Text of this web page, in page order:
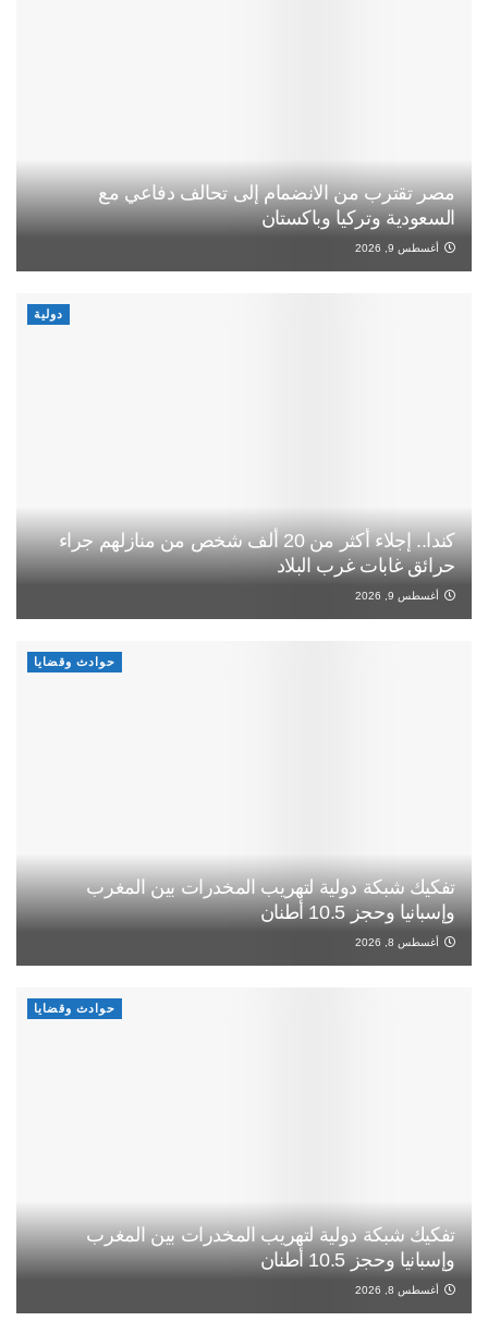
مصر تقترب من الانضمام إلى تحالف دفاعي مع
السعودية وتركيا وباكستان
أغسطس 9, 2026
دولية
كندا.. إجلاء أكثر من 20 ألف شخص من منازلهم جراء
حرائق غابات غرب البلاد
أغسطس 9, 2026
حوادث وقضايا
تفكيك شبكة دولية لتهريب المخدرات بين المغرب
وإسبانيا وحجز 10.5 أطنان
أغسطس 8, 2026
حوادث وقضايا
تفكيك شبكة دولية لتهريب المخدرات بين المغرب
وإسبانيا وحجز 10.5 أطنان
أغسطس 8, 2026